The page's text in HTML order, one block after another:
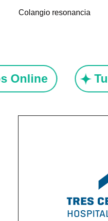
Colangio resonancia
Online